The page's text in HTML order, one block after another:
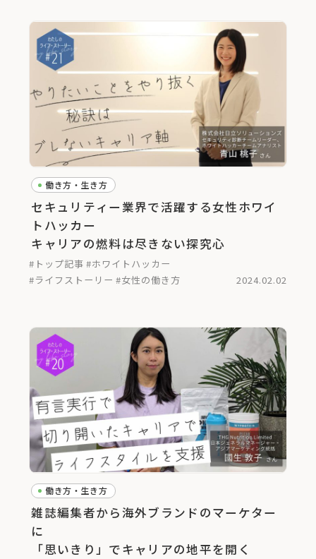
働き方・生き方
セキュリティー業界で活躍する女性ホワイ
トハッカー
キャリアの燃料は尽きない探究心
#トップ記事 #ホワイトハッカー
#ライフストーリー #女性の働き方 2024.02.02
働き方・生き方
雑誌編集者から海外ブランドのマーケター
に
「思いきり」でキャリアの地平を開く